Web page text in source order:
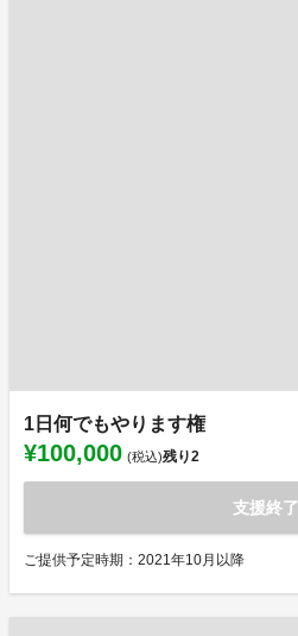
1日何でもやります権
¥100,000 (税込)残り2
支援終了
ご提供予定時期：2021年10月以降